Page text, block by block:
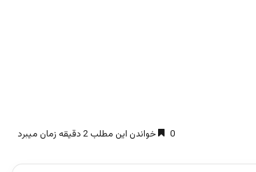
0 خواندن این مطلب 2 دقیقه زمان میبرد